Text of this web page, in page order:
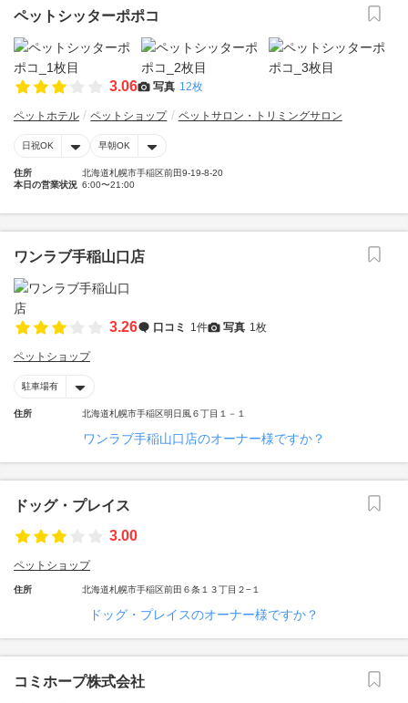
ペットシッターポポコ
3.06 写真 12枚
ペットホテル ペットショップ ペットサロン・トリミングサロン
日祝OK 早朝OK
住所
北海道札幌市手稲区前田9-19-8-20
本日の営業状況 6:00〜21:00
ワンラブ手稲山口店
3.26 口コミ 1件 写真 1枚
ペットショップ
駐車場有
住所 北海道札幌市手稲区明日風６丁目１－１
ワンラブ手稲山口店のオーナー様ですか？
ドッグ・プレイス
3.00
ペットショップ
住所 北海道札幌市手稲区前田６条１３丁目２−１
ドッグ・プレイスのオーナー様ですか？
コミホープ株式会社